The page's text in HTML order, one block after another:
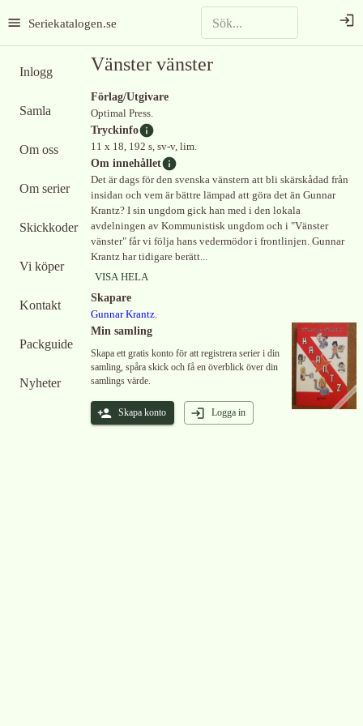
Seriekatalogen.se
Inlogg
Samla
Om oss
Om serier
Skickkoder
Vi köper
Kontakt
Packguide
Nyheter
Vänster vänster
Förlag/Utgivare
Optimal Press.
Tryckinfo
11 x 18, 192 s, sv-v, lim.
Om innehållet
Det är dags för den svenska vänstern att bli skärskådad från
insidan och vem är bättre lämpad att göra det än Gunnar
Krantz? I sin ungdom gick han med i den lokala
avdelningen av Kommunistisk ungdom och i "Vänster
vänster" får vi följa hans vedermödor i frontlinjen. Gunnar
Krantz har tidigare berätt...
VISA HELA
Skapare
Gunnar Krantz.
Min samling
Skapa ett gratis konto för att registrera serier i din
samling, spåra skick och få en överblick över din
samlings värde.
Skapa konto Logga in